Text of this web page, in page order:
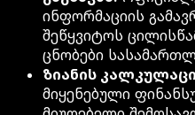
ინფორმაციის
შეწყვიტოს
ცნობები
ზიანის
მიყენებული